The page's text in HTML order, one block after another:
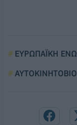
ΕΥΡΩΠΑΪΚΗ